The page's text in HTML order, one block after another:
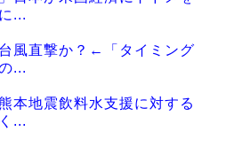
...
風直撃か？←「タイミング
...
本地震飲料水支援に対する
...